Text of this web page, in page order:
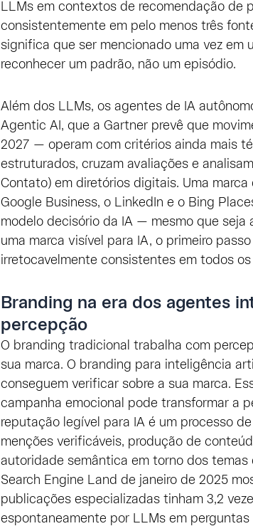
LLMs em contextos de recomendação de
consistentemente em pelo menos três
significa que ser mencionado uma vez em
reconhecer um padrão, não um episódio.
Além dos LLMs, os agentes de IA
Agentic AI, que a Gartner prevê que
2027 — operam com critérios ainda mais
estruturados, cruzam avaliações e
Contato) em diretórios digitais. Uma
Google Business, o LinkedIn e o Bing
modelo decisório da IA — mesmo que seja
uma marca visível para IA, o primeiro
irretocavelmente consistentes em todos
Branding na era dos agentes
percepção
O branding tradicional trabalha com
sua marca. O branding para inteligência
conseguem verificar sobre a sua marca.
campanha emocional pode transformar a
reputação legível para IA é um processo
menções verificáveis, produção de
autoridade semântica em torno dos
Search Engine Land de janeiro de 2025
publicações especializadas tinham 3,2
espontaneamente por LLMs em